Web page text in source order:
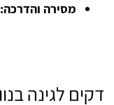
מסירה והדרכה:
דקים לגינה